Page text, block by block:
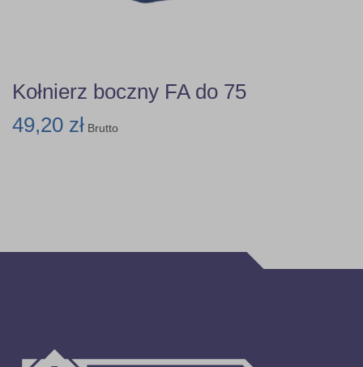
Kołnierz boczny FA do 75
49,20 zł Brutto